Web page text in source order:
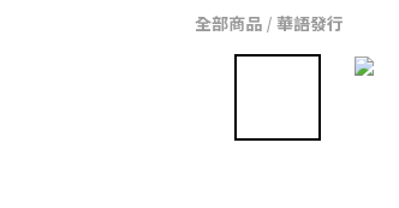
全部商品 / 華語發行